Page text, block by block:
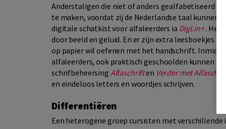
Anderstaligen die niet of anders gealfabetiseerd
te maken, voordat zij de Nederlandse taal kunnen
digitale schatkist voor alfaleerders ia DigLin+. Het
door beeld en geluid. En er zijn extra leesboekjes
op papier wil oefenen met het handschrift.
alfaleerders, ook praktisch geschoolden kunnen
schrifbeheersing Alfaschriften Verder met Alfaschrift
en eindeloos letters en woordjes schrijven.
Differentiëren
Een heterogene groep cursisten met